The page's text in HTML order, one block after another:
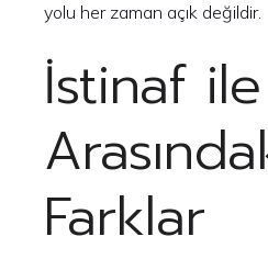
yolu her zaman açık değildir.
İstinaf
Farklar